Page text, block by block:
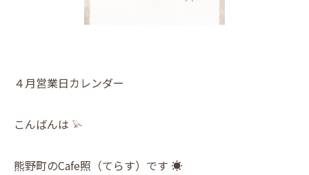
４月営業日カレンダー
こんばんは 𓅫
熊野町のCafe照（てらす）です ☀︎